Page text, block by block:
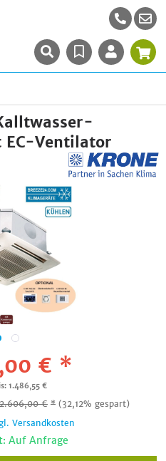
EC-Ventilator
€ *
1.486,55 €
2.606,00€ * (32,12% gespart)
Versandkosten
Auf Anfrage